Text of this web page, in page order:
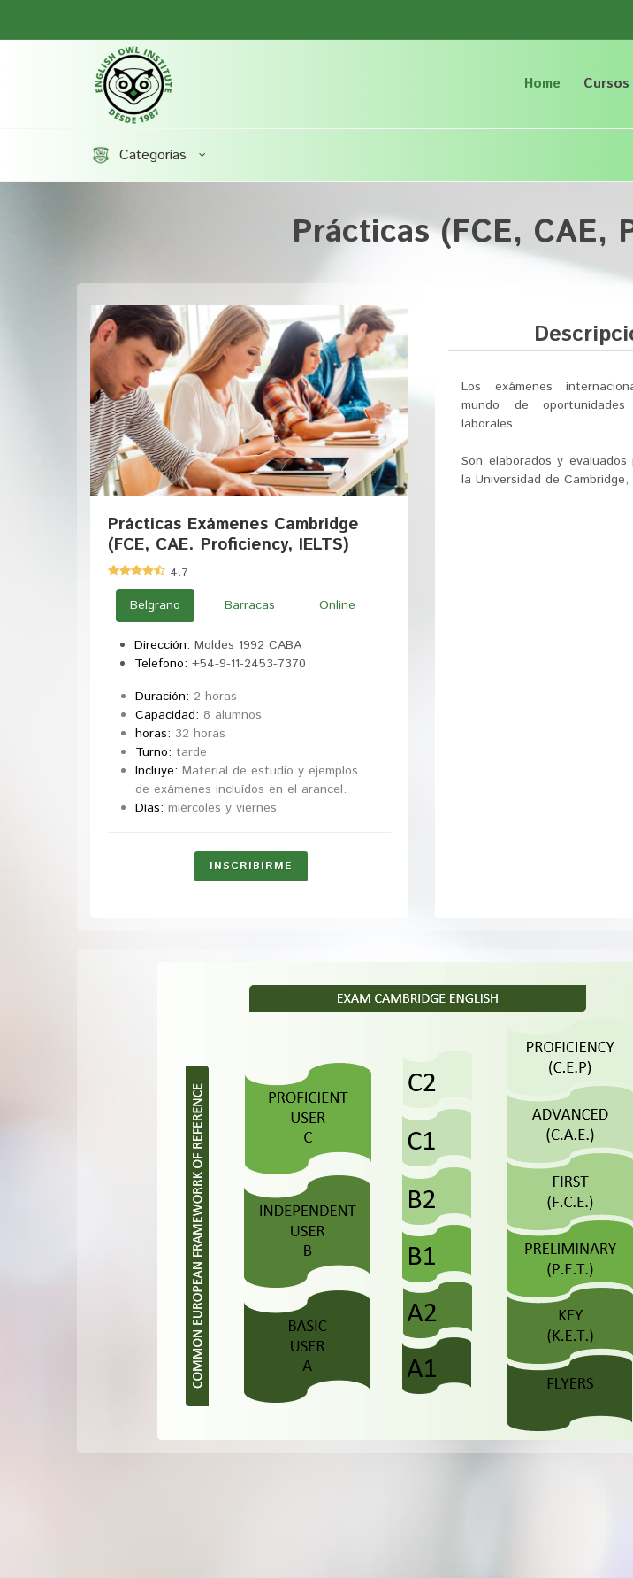
Home Cursos
Categorías
Prácticas (FCE, CAE,
Prácticas Exámenes Cambridge
(FCE, CAE. Proficiency, IELTS)
4.7
Belgrano
Barracas Online
Dirección: Moldes 1992 CABA
Telefono: +54-9-11-2453-7370
Duración: 2 horas
Capacidad: 8 alumnos
horas: 32 horas
Turno: tarde
Incluye: Material de estudio y ejemplos
de exámenes incluídos en el arancel.
Días: miércoles y viernes
INSCRIBIRME
Los exámenes
mundo de
laborales.
Son elaborados y
la Universidad de